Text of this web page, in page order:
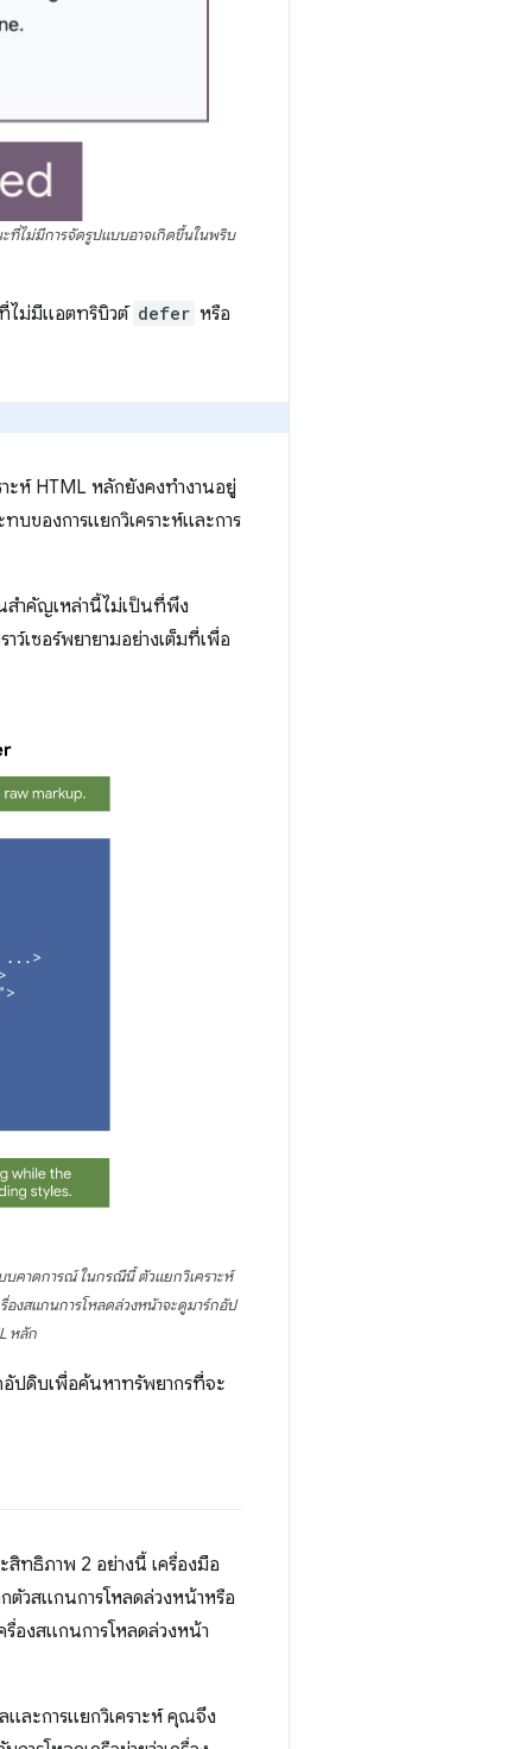
ที่ไม่มีการจัดรูปแบบอาจเกิดขึ้นในพริบ
ไม่มีแอตทริบิวต์ defer หรือ
ะห์ HTML หลักยังคงทำงานอยู่
ของการแยกวิเคราะห์และการ
สำคัญเหล่านี้ไม่เป็นที่พึง
ว์เซอร์พยายามอย่างเต็มที่เพื่อ
บคาดการณ์ ในกรณีนี้ ตัวแยกวิเคราะห์
องสแกนการโหลดล่วงหน้าจะดูมาร์กอัป
หลัก
อัปดิบเพื่อค้นหาทรัพยากรที่จะ
สิทธิภาพ 2 อย่างนี้ เครื่องมือ
วสแกนการโหลดล่วงหน้าหรือ
องสแกนการโหลดล่วงหน้า
ละการแยกวิเคราะห์ คุณจึง